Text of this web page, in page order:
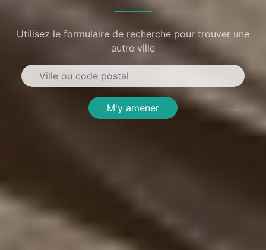
Utilisez le formulaire de recherche pour trouver une
autre ville
M'y amener